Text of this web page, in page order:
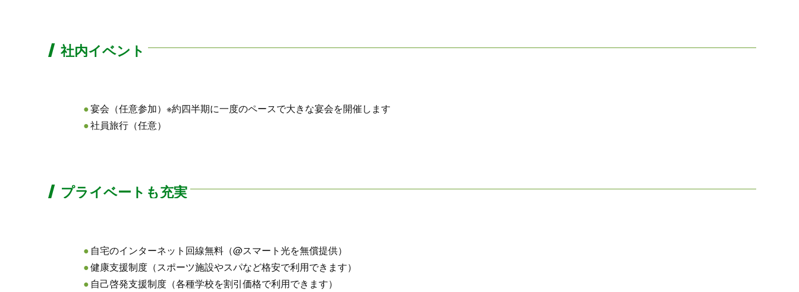
社内イベント
宴会（任意参加）※約四半期に一度のペースで大きな宴会を開催します
社員旅行（任意）
プライベートも充実
自宅のインターネット回線無料（@スマート光を無償提供）
健康支援制度（スポーツ施設やスパなど格安で利用できます）
自己啓発支援制度（各種学校を割引価格で利用できます）